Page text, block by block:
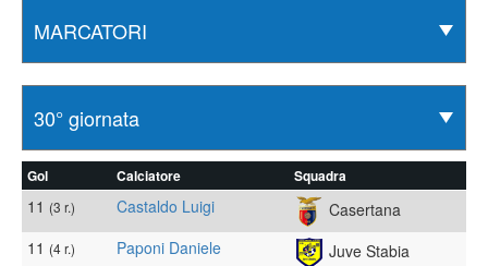
Gol Calciatore Squadra
11 (3 r.) Castaldo Luigi
Casertana
11 (4 r.) Paponi Daniele
Juve Stabia